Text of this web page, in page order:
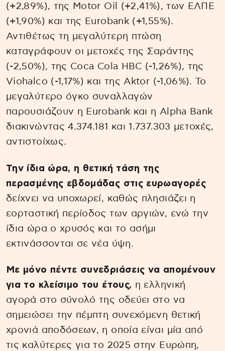
(+2,89%), της Motor Oil (+2,41%), των ΕΛΠΕ
(+1,90%) και της Eurobank (+1,55%).
Αντιθέτως τη μεγαλύτερη πτώση
καταγράφουν οι μετοχές της Σαράντης
(-2,50%), της Coca Cola HBC (-1,26%), της
Viohalco (-1,17%) και της Aktor (-1,06%). Το
μεγαλύτερο όγκο συναλλαγών
παρουσιάζουν η Eurobank και η Alpha Bank
διακινώντας 4.374.181 και 1.737.303 μετοχές,
αντιστοίχως.
Την ίδια ώρα, η θετική τάση της
περασμένης εβδομάδας στις ευρωαγορές
δείχνει να υποχωρεί, καθώς πλησιάζει η
εορταστική περίοδος των αργιών, ενώ την
ίδια ώρα ο χρυσός και το ασήμι
εκτινάσσονται σε νέα ύψη.
Με μόνο πέντε συνεδριάσεις να απομένουν
για το κλείσιμο του έτους, η ελληνική
αγορά στο σύνολό της οδεύει στο να
σημειώσει την πέμπτη συνεχόμενη θετική
χρονιά αποδόσεων, η οποία είναι μία από
τις καλύτερες για το 2025 στην Ευρώπη,